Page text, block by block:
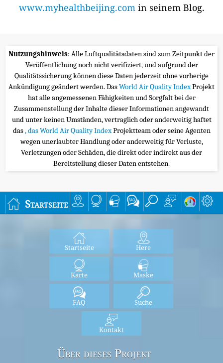
www.myhealthbeijing.comin seinem Blog.
Nutzungshinweis: Alle Luftqualitätsdaten sind zum Zeitpunkt der
Veröffentlichung noch nicht verifiziert, und aufgrund der
Qualitätssicherung können diese Daten jederzeit ohne vorherige
Ankündigung geändert werden. DasWorld Air Quality IndexProjekt
hat alle angemessenen Fähigkeiten und Sorgfalt bei der
Zusammenstellung der Inhalte dieser Informationen angewandt
und unter keinen Umständen, vertraglich oder anderweitig haftet
das, das World Air Quality IndexProjektteam oder seine Agenten
wegen unerlaubter Handlung oder anderweitig für Verluste,
Verletzungen oder Schäden, die direkt oder indirekt aus der
Bereitstellung dieser Daten entstehen.
Startseite
Startseite Here
Karte Maske
FAQ Suche
Kontakt
Über dieses Projekt